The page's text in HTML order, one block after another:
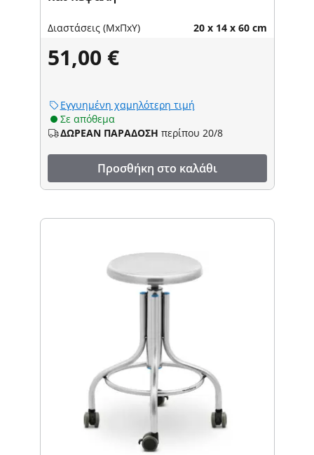
Διαστάσεις (ΜxΠxΥ) 20 x 14 x 60 cm
51,00 €
Εγγυημένη χαμηλότερη τιμή
Σε απόθεμα
ΔΩΡΕΑΝ ΠΑΡΑΔΟΣΗ περίπου 20/8
Προσθήκη στο καλάθι